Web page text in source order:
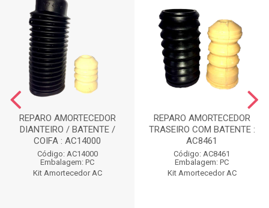
REPARO AMORTECEDOR
DIANTEIRO / BATENTE /
COIFA : AC14000
Código: AC14000
Embalagem: PC
Kit Amortecedor AC
REPARO AMORTECEDOR
TRASEIRO COM BATENTE :
AC8461
Código: AC8461
Embalagem: PC
Kit Amortecedor AC